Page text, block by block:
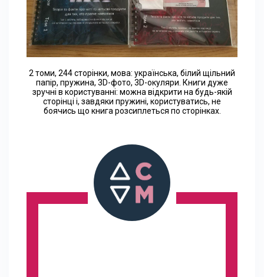
2 томи, 244 сторінки, мова: українська, білий щільний
папір, пружина, 3D-фото, 3D-окуляри. Книги дуже
зручні в користуванні: можна відкрити на будь-якій
сторінці і, завдяки пружині, користуватись, не
боячись що книга розсиплеться по сторінках.